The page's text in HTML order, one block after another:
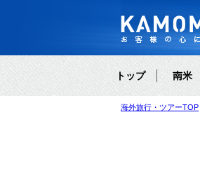
トップ 南米
海外旅行・ツアーTOP